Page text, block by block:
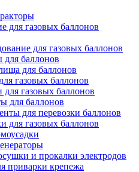
для газовых баллонов
для газовых баллонов
баллонов
для баллонов
газовых баллонов
для газовых баллонов
для баллонов
для перевозки баллонов
для газовых баллонов
и прокалки электродов
приварки крепежа